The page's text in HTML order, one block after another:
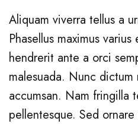
Aliquam viverra tellus a
Phasellus maximus
hendrerit ante a orci
malesuada. Nunc dictum
accumsan. Nam fringilla
pellentesque. Sed